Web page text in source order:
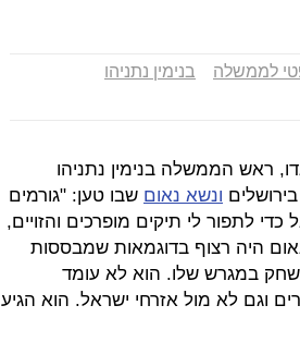
לממשלה
בנימין נתניהו
ראש הממשלה בנימין נתניהו
ונשא נאום שבו טען: "גורמים
לתפור לי תיקים מופרכים והזויים,
היה רצוף בדוגמאות שמבססות
במגרש שלו. הוא לא עומד
וגם לא מול אזרחי ישראל. הוא הגיע